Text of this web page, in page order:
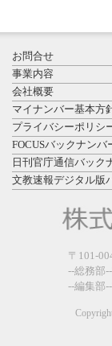
お問合せ
事業内容
会社概要
マイナンバー基本方
プライバシーポリシ
FOCUSバックナンバ
日刊官庁通信バック
文教速報デジタル版
〒101-
--総務部
--編集部